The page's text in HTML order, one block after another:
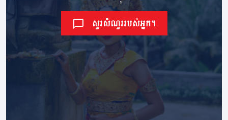
សួរសំណួររបស់អ្នក។